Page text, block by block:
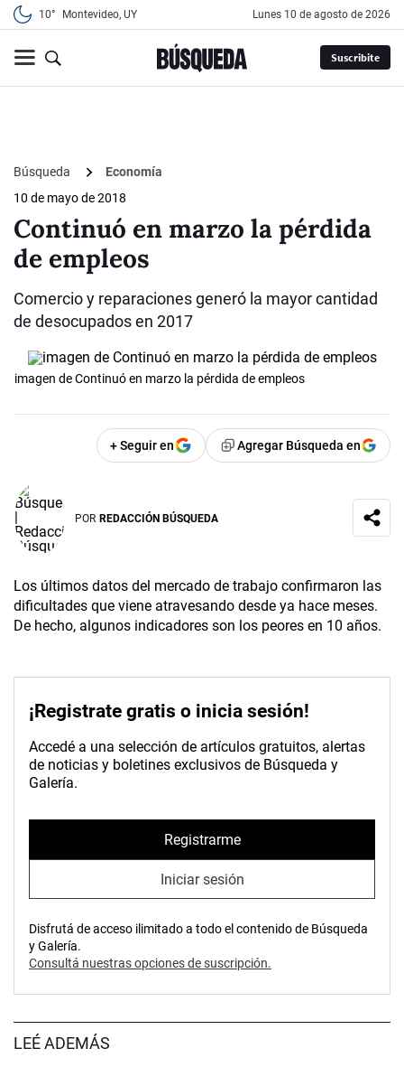
10° Montevideo, UY lunes 10 de agosto de 2026
Suscribite
Búsqueda
Economía
10 de mayo de 2018
Continuó en marzo la pérdida
de empleos
Comercio y reparaciones generó la mayor cantidad
de desocupados en 2017
imagen de Continuó en marzo la pérdida de empleos
+ Seguir en Agregar Búsqueda en
POR REDACCIÓN BÚSQUEDA
Los últimos datos del mercado de trabajo confirmaron las
dificultades que viene atravesando desde ya hace meses.
De hecho, algunos indicadores son los peores en 10 años.
¡Registrate gratis o inicia sesión!
Accedé a una selección de artículos gratuitos, alertas
de noticias y boletines exclusivos de Búsqueda y
Galería.
Registrarme
Iniciar sesión
Disfrutá de acceso ilimitado a todo el contenido de Búsqueda
y Galería.
Consultá nuestras opciones de suscripción.
LEÉ ADEMÁS